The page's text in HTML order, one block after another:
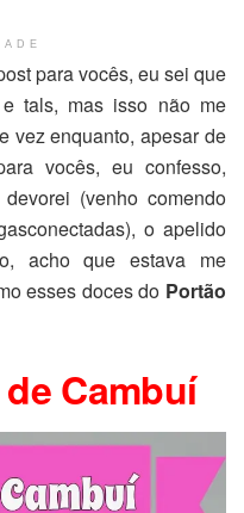
para vocês, eu sei que
tals, mas isso não me
vez enquanto, apesar de
vocês, eu confesso,
(venho comendo
o apelido
acho que estava me
esses doces do Portão
Cambuí